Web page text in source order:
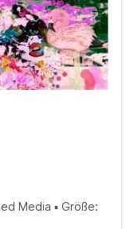
Media ▪ Größe: